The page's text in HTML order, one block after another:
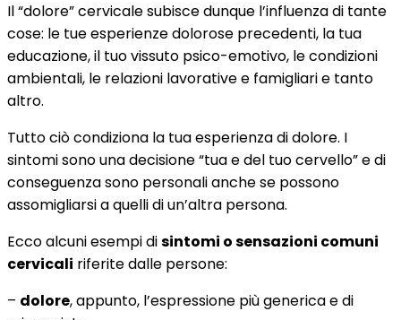
Il “dolore” cervicale subisce dunque l’influenza di tante
cose: le tue esperienze dolorose precedenti, la tua
educazione, il tuo vissuto psico-emotivo, le condizioni
ambientali, le relazioni lavorative e famigliari e tanto
altro.
Tutto ciò condiziona la tua esperienza di dolore. I
sintomi sono una decisione “tua e del tuo cervello” e di
conseguenza sono personali anche se possono
assomigliarsi a quelli di un’altra persona.
Ecco alcuni esempi disintomi o sensazioni comuni
cervicali riferite dalle persone:
– dolore, appunto, l’espressione più generica e di